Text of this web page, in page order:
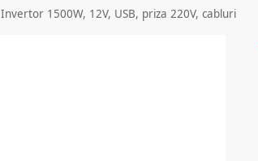
Invertor 1500W, 12V, USB, priza 220V, cabluri